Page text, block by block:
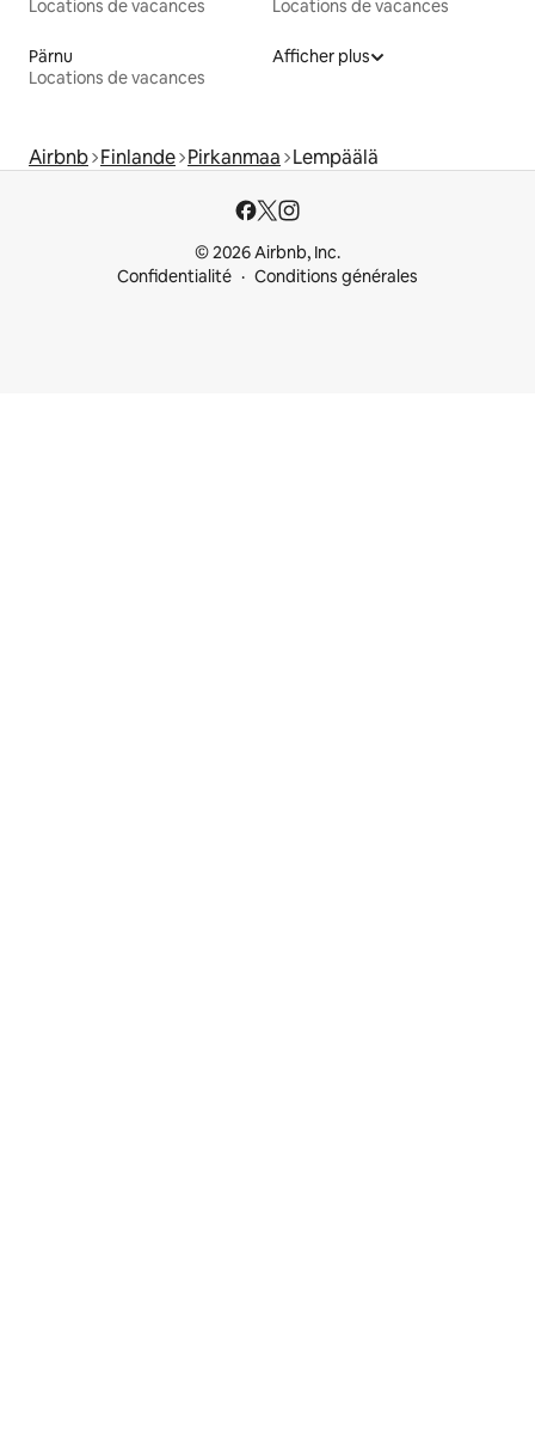
Locations de vacances Locations de vacances
Pärnu
Locations de vacances
Afficher plus
Airbnb Finlande Pirkanmaa Lempäälä
© 2026 Airbnb, Inc.
Confidentialité
Conditions générales